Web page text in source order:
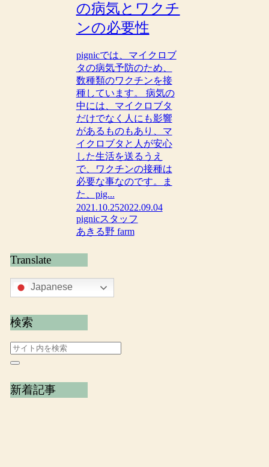
の病気とワクチ
ンの必要性
pignicでは、マイクロブ
タの病気予防のため、
数種類のワクチンを接
種しています。 病気の
中には、マイクロブタ
だけでなく人にも影響
があるものもあり、マ
イクロブタと人が安心
した生活を送るうえ
で、ワクチンの接種は
必要な事なのです。ま
た、pig...
2021.10.252022.09.04
pignicスタッフ
あきる野 farm
Translate
Japanese
検索
新着記事